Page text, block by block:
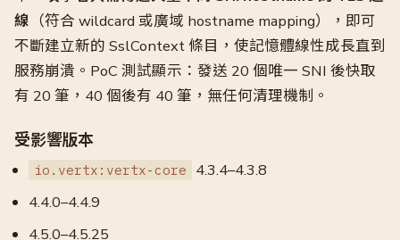
線 （符合 wildcard 或廣域 hostname mapping），即可
不斷建立新的 SslContext 條目，使記憶體線性成長直到
服務崩潰。PoC 測試顯示：發送 20 個唯一 SNI 後快取
有 20 筆，40 個後有 40 筆，無任何清理機制。
受影響版本
io.vertx:vertx-core
4.3.4–4.3.8
4.4.0–4.4.9
4.5.0–4.5.25